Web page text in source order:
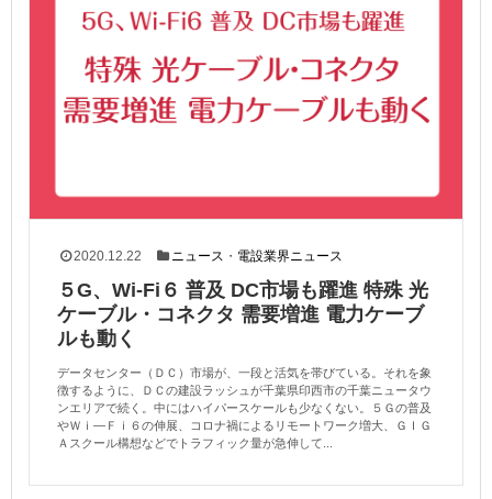
2020.12.22 ニュース ・ 電設業界ニュース
５G、Wi-Fi６ 普及 DC市場も躍進 特殊 光
ケーブル・コネクタ 需要増進 電力ケーブ
ルも動く
データセンター（ＤＣ）市場が、一段と活気を帯びている。それを象
徴するように、ＤＣの建設ラッシュが千葉県印西市の千葉ニュータウ
ンエリアで続く。中にはハイパースケールも少なくない。５Ｇの普及
やＷｉ―Ｆｉ６の伸展、コロナ禍によるリモートワーク増大、ＧＩＧ
Ａスクール構想などでトラフィック量が急伸して...